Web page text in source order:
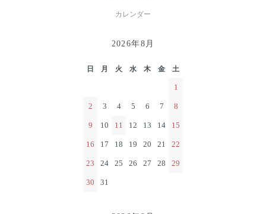
カレンダー
2026年8月
日 月 火 水 木 金 土
1
2 3 4 5 6 7 8
9 10 11 12 13 14 15
16 17 18 19 20 21 22
23 24 25 26 27 28 29
30 31